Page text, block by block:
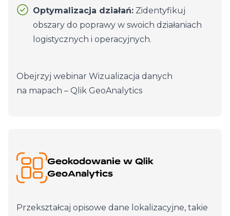
Optymalizacja działań: Zidentyfikuj
obszary do poprawy w swoich działaniach
logistycznych i operacyjnych.
Obejrzyj webinar Wizualizacja danych
na mapach – Qlik GeoAnalytics
Geokodowanie w Qlik
GeoAnalytics
Przekształcaj opisowe dane lokalizacyjne, takie